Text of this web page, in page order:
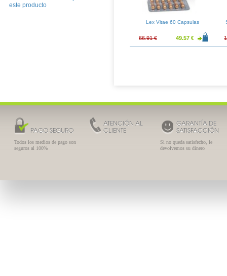
este producto
Lex Vitae 60 Capsulas
66.91 € 49.57 €
PAGO SEGURO
Todos los medios de pago son
seguros al 100%
ATENCIÓN AL
CLIENTE
GARANTÍA DE
SATISFACCIÓN
Si no queda satisfecho, le
devolvemos su dinero